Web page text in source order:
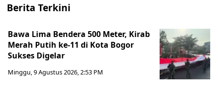
Berita Terkini
Bawa Lima Bendera 500 Meter, Kirab
Merah Putih ke-11 di Kota Bogor
Sukses Digelar
Minggu, 9 Agustus 2026, 2:53 PM